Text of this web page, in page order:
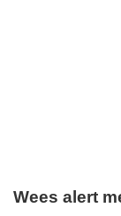
Wees alert